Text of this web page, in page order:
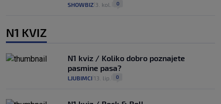
SHOWBIZ 3. kol. 0
N1 KVIZ
N1 kviz / Koliko dobro poznajete
pasmine pasa?
LJUBIMCI 13. lip. 0